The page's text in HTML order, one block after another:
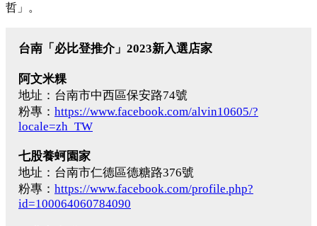
哲」。
台南「必比登推介」2023新入選店家
阿文米粿
地址：台南市中西區保安路74號
粉專： https://www.facebook.com/alvin10605/?
locale=zh_TW
七股養蚵園家
地址：台南市仁德區德糖路376號
粉專： https://www.facebook.com/profile.php?
id=100064060784090